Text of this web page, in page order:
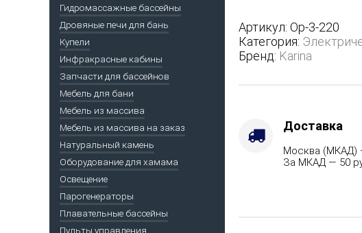
кВт
ТЭН
(настенная)
220
Артикул: Op-3-220
Категория:
Бренд: Karina
Доставка
Москва (МКАД)
За МКАД — 50
Гидромассажные бассейны
Дровяные печи для бань
Купели
Инфракрасные кабины
Запчасти для бассейнов
Мебель для бани
Мебель из массива
Мебель из массива на заказ
Натуральный камень
Оборудование для хамама
Освещение
Парогенераторы
Плавательные бассейны
Пульты управления